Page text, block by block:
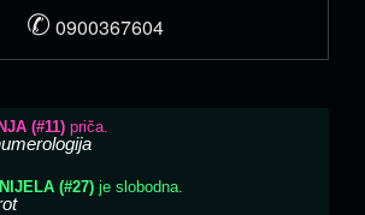
✆ 0900367604